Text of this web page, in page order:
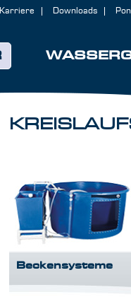
Karriere Downloads
Beckensysteme